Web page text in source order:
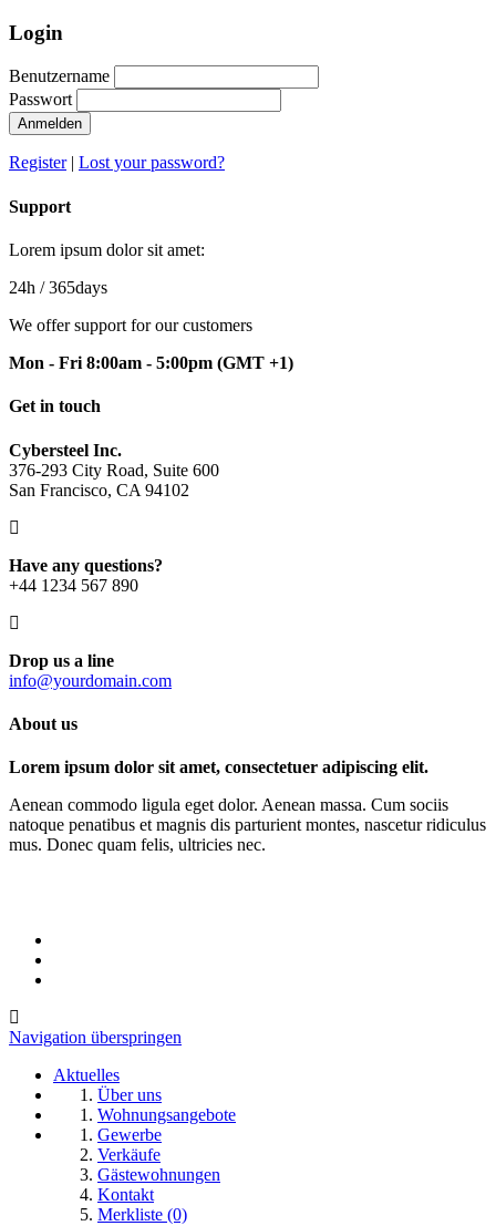
Login
Benutzername
Passwort
Anmelden
Register| Lost your password?
Support
Lorem ipsum dolor sit amet:
24h / 365days
We offer support for our customers
Mon - Fri 8:00am - 5:00pm (GMT +1)
Get in touch
Cybersteel Inc.
376-293 City Road, Suite 600
San Francisco, CA 94102
Have any questions?
+44 1234 567 890
Drop us a line
info@yourdomain.com
About us
Lorem ipsum dolor sit amet, consectetuer adipiscing elit.
Aenean commodo ligula eget dolor. Aenean massa. Cum sociis
natoque penatibus et magnis dis parturient montes, nascetur ridiculus
mus. Donec quam felis, ultricies nec.
Navigation überspringen
Aktuelles
Über uns
Wohnungsangebote
Gewerbe
Verkäufe
Gästewohnungen
Kontakt
Merkliste (0)